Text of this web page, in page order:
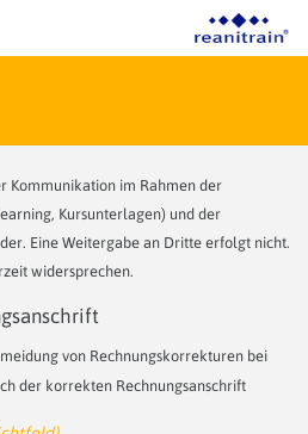
Kommunikation im Rahmen der
Kursunterlagen) und der
Eine Weitergabe an Dritte erfolgt nicht.
widersprechen.
von Rechnungskorrekturen bei
der korrekten Rechnungsanschrift